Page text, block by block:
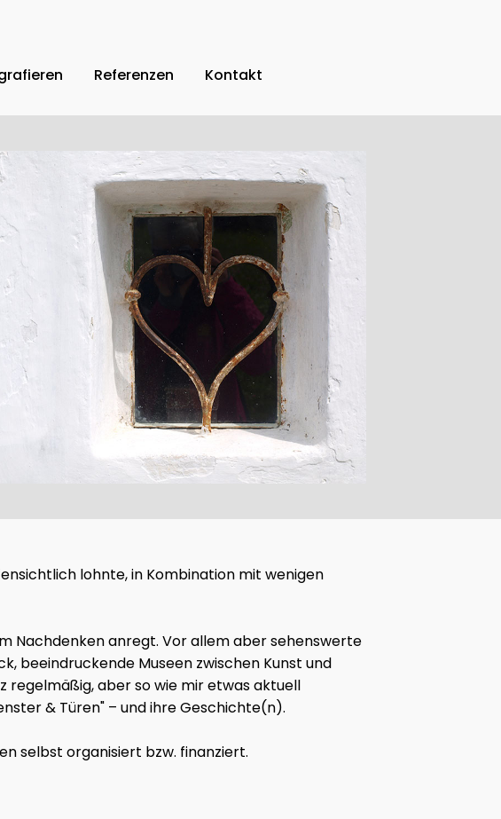
Referenzen Kontakt
lohnte, in Kombination mit wenigen
Nachdenken anregt. Vor allem aber sehenswerte
beeindruckende Museen zwischen Kunst und
aber so wie mir etwas aktuell
& Türen" – und ihre Geschichte(n).
selbst organisiert bzw. finanziert.